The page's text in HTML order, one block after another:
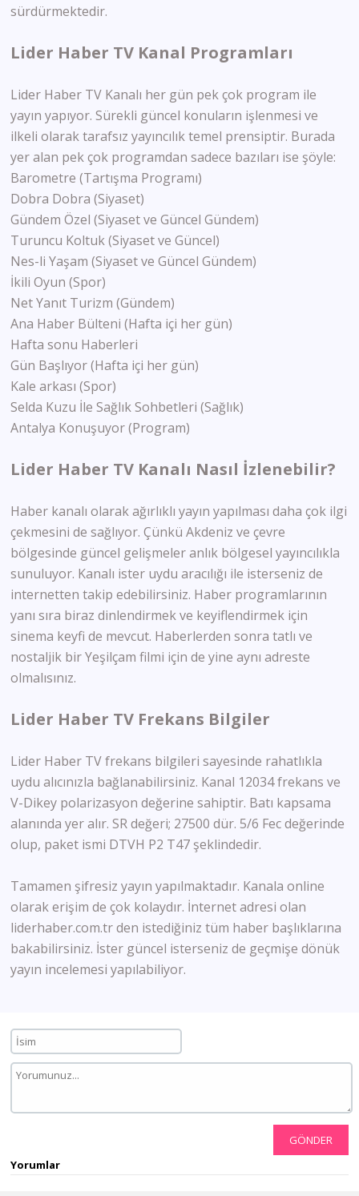
sürdürmektedir.
Lider Haber TV Kanal Programları
Lider Haber TV Kanalı her gün pek çok program ile
yayın yapıyor. Sürekli güncel konuların işlenmesi ve
ilkeli olarak tarafsız yayıncılık temel prensiptir. Burada
yer alan pek çok programdan sadece bazıları ise şöyle:
Barometre (Tartışma Programı)
Dobra Dobra (Siyaset)
Gündem Özel (Siyaset ve Güncel Gündem)
Turuncu Koltuk (Siyaset ve Güncel)
Nes-li Yaşam (Siyaset ve Güncel Gündem)
İkili Oyun (Spor)
Net Yanıt Turizm (Gündem)
Ana Haber Bülteni (Hafta içi her gün)
Hafta sonu Haberleri
Gün Başlıyor (Hafta içi her gün)
Kale arkası (Spor)
Selda Kuzu İle Sağlık Sohbetleri (Sağlık)
Antalya Konuşuyor (Program)
Lider Haber TV Kanalı Nasıl İzlenebilir?
Haber kanalı olarak ağırlıklı yayın yapılması daha çok ilgi
çekmesini de sağlıyor. Çünkü Akdeniz ve çevre
bölgesinde güncel gelişmeler anlık bölgesel yayıncılıkla
sunuluyor. Kanalı ister uydu aracılığı ile isterseniz de
internetten takip edebilirsiniz. Haber programlarının
yanı sıra biraz dinlendirmek ve keyiflendirmek için
sinema keyfi de mevcut. Haberlerden sonra tatlı ve
nostaljik bir Yeşilçam filmi için de yine aynı adreste
olmalısınız.
Lider Haber TV Frekans Bilgiler
Lider Haber TV frekans bilgileri sayesinde rahatlıkla
uydu alıcınızla bağlanabilirsiniz. Kanal 12034 frekans ve
V-Dikey polarizasyon değerine sahiptir. Batı kapsama
alanında yer alır. SR değeri; 27500 dür. 5/6 Fec değerinde
olup, paket ismi DTVH P2 T47 şeklindedir.
Tamamen şifresiz yayın yapılmaktadır. Kanala online
olarak erişim de çok kolaydır. İnternet adresi olan
liderhaber.com.tr den istediğiniz tüm haber başlıklarına
bakabilirsiniz. İster güncel isterseniz de geçmişe dönük
yayın incelemesi yapılabiliyor.
GÖNDER
Yorumlar